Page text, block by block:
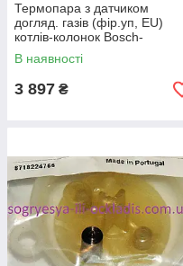
Термопара з датчиком
догляд. газів (фір.уп, EU)
котлів-колонок Bosch-
Junkers WR 275-
1, арт.8707206074 , к.з.1038
В наявності
3 897 ₴